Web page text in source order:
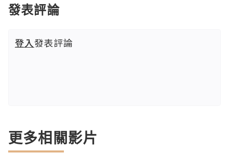
發表評論
登入發表評論
更多相關影片